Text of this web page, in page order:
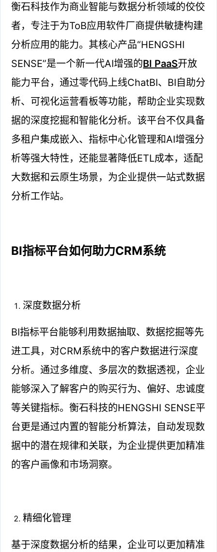
衡石科技作为商业智能与数据分析领域的佼佼
者，专注于为ToB应用软件厂商提供敏捷构建
分析应用的能力。其核心产品“HENGSHI
SENSE”是一个新一代AI增强的BI PaaS开放
能力平台，通过零代码上线ChatBI、BI自助分
析、可视化运营看板等功能，帮助企业实现数
据的深度挖掘和智能化分析。该平台不仅具备
多租户集成嵌入、指标中心化管理和AI增强分
析等强大特性，还能显著降低ETL成本，适配
大数据和云原生场景，为企业提供一站式数据
分析工作站。
BI指标平台如何助力CRM系统
深度数据分析
BI指标平台能够利用数据抽取、数据挖掘等先
进工具，对CRM系统中的客户数据进行深度
分析。通过多维度、多层次的数据透视，企业
能够深入了解客户的购买行为、偏好、忠诚度
等关键指标。衡石科技的HENGSHI SENSE平
台更是通过内置的智能分析算法，自动发现数
据中的潜在规律和关联，为企业提供更加精准
的客户画像和市场洞察。
精细化管理
基于深度数据分析的结果，企业可以更加精准